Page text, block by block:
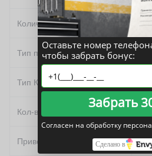
Количество цилиндров 4
Тип передней подвески
Тип КПП
Кол-во передач
Привод
Оставьте номер
чтобы забрать бонус:
Забрать
Согласен на обработку
Сделано в